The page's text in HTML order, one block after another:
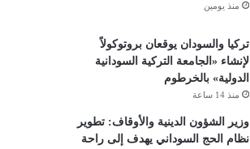
منذ يومين
تركيا والسودان يوقعان بروتوكولاً
لإنشاء «الجامعة التركية السودانية
الدولية» بالخرطوم
منذ 14 ساعة
وزير الشؤون الدينية والأوقاف: تطوير
نظام الحج السوداني يهدف إلى راحة